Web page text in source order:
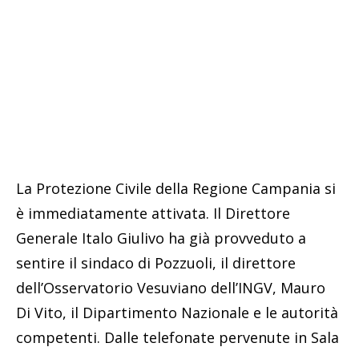
La Protezione Civile della Regione Campania si
è immediatamente attivata. Il Direttore
Generale Italo Giulivo ha già provveduto a
sentire il sindaco di Pozzuoli, il direttore
dell’Osservatorio Vesuviano dell’INGV, Mauro
Di Vito, il Dipartimento Nazionale e le autorità
competenti. Dalle telefonate pervenute in Sala